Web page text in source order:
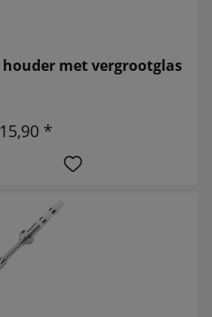
houder met vergrootglas
*